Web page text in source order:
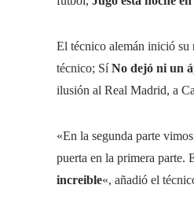
El técnico alemán inició su
técnico; SíNo dejó ni un
ilusión al Real Madrid, a
«En la segunda parte vimos
puerta en la primera parte.
increible«, añadió el